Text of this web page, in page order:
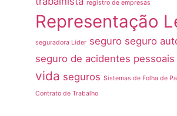
registro de empresas
Representação
seguradora Líder seguro seguro
seguro de acidentes pessoais
vida seguros Sistemas de Folha de
Contrato de Trabalho